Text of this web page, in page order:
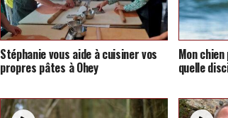
Stéphanie vous aide à cuisiner vos
propres pâtes à Ohey
Mon
quelle